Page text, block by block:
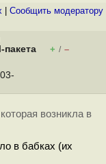
Cообщить модератору
пакета
+ / –
возникла в
в бабках (их